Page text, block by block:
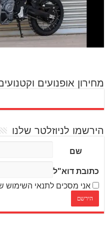
מחירון אופנועים
הירשמו לניוזלטר שלנו
שם
כתובת דוא"ל
אני מסכים לתנאי השימוש